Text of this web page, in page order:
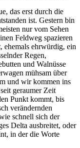
das erst durch die
ist. Gestern bin
nur vom Sehen
Feldweg spazieren
ehemals ehrwürdig, ein
Regen,
und Walnüsse
mühsam über
und wir kommen ins
geraumer Zeit
Punkt kommt, bis
verändernden
schnell sich der
Delta ausbreitet, oder
in der die Worte